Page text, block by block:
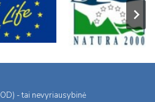
- tai nevyriausybinė